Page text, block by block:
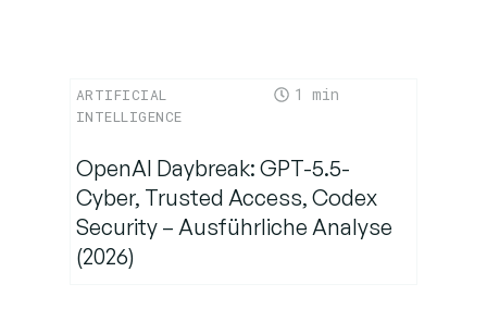
ARTIFICIAL
INTELLIGENCE
1
OpenAI Daybreak: GPT-5.5-
Cyber, Trusted Access, Codex
Security – Ausführliche Analyse
(2026)